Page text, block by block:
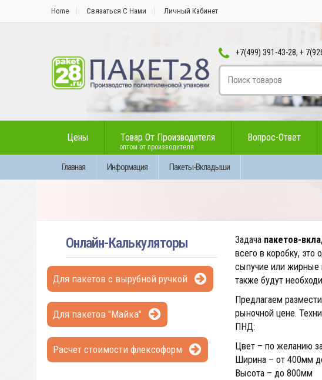
Home Связаться С Нами Личный Кабинет
+7(499) 391-43-28, +
Цены Товар От Производителя
оптом от производителя
Вопрос-Ответ
Главная Информация Пакеты-Вкладыши
Онлайн-Калькуляторы
Для пакетов с вырубной ручкой
Для пакетов "Майка"
Расчет стоимости флексоформ
Задача пакетов-
всего в коробку, это
сыпучие или жирные
также будут
Предлагаем
рыночной цене.
ПНД:
Цвет – по желанию
Ширина – от 400мм
Высота – до 800мм